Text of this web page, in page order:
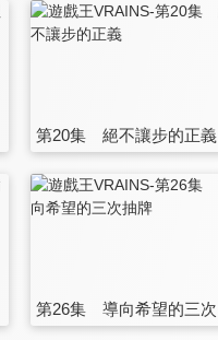
第20集 絕不讓步的正義